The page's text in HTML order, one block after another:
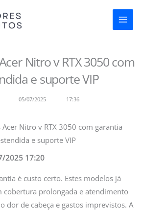
Nitro v RTX 3050 com
e suporte VIP
05/07/2025 17:36
2025 17:20
é custo certo. Estes modelos já
cobertura prolongada e atendimento
dor de cabeça e gastos imprevistos. A